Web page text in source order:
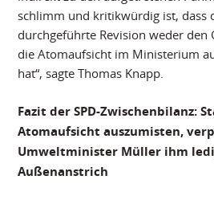
schlimm und kritikwürdig ist, dass
durchgeführte Revision weder den
die Atomaufsicht im Ministerium
hat“, sagte Thomas Knapp.
Fazit der SPD-Zwischenbilanz:
Atomaufsicht auszumisten,
Umweltminister Müller ihm
Außenanstrich